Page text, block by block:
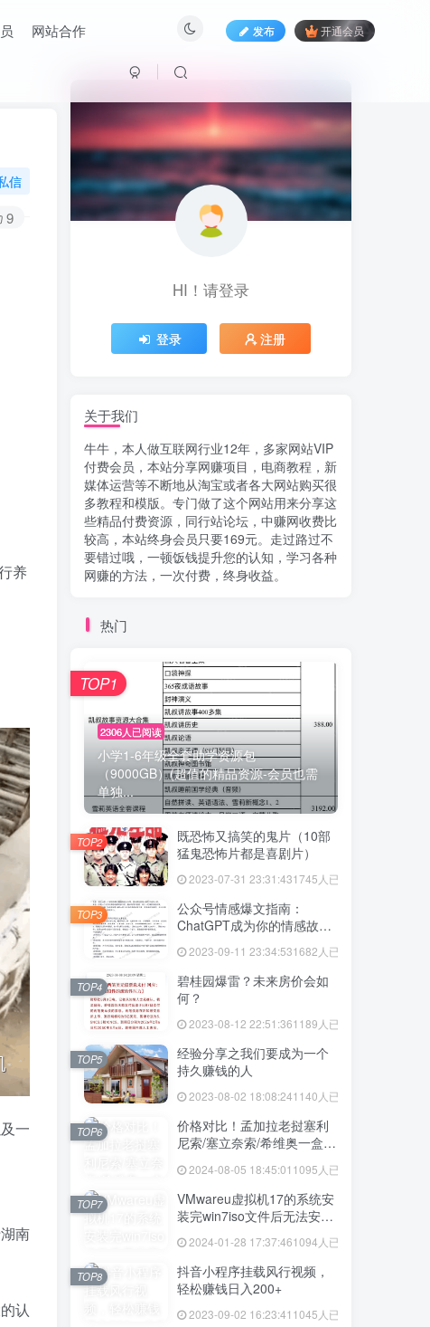
网站合作 发布 开通会员
信
9
养
一
南
认
HI！请登录
HI！请登录
登录 注册
关于我们
牛牛，本人做互联网行业12年，多家网站VIP
付费会员，本站分享网赚项目，电商教程，新
媒体运营等不断地从淘宝或者各大网站购买很
多教程和模版。专门做了这个网站用来分享这
些精品付费资源，同行站论坛，中赚网收费比
较高，本站终身会员只要169元。走过路过不
要错过哦，一顿饭钱提升您的认知，学习各种
网赚的方法，一次付费，终身收益。
热门
2306人已阅读
小学1-6年级全套助学资源包
（9000GB）(超值的精品资源-会员也需
单独...
TOP1
既恐怖又搞笑的鬼片（10部
猛鬼恐怖片都是喜剧片）
2023-07-31 23:31:431745人已阅读
TOP2
公众号情感爆文指南：
ChatGPT成为你的情感故事
好帮手！
2023-09-11 23:34:531682人已阅读
TOP3
碧桂园爆雷？未来房价会如
何？
2023-08-12 22:51:361189人已阅读
TOP4
经验分享之我们要成为一个
持久赚钱的人
2023-08-02 18:08:241140人已阅读
TOP5
价格对比！孟加拉老挝塞利
尼索/塞立奈索/希维奥一盒价
2024-08-05 18:45:01 1095人已阅读
TOP6
VMwareu虚拟机17的系统安
装完win7iso文件后无法安装
2024-01-28 17:37:461094人已阅读
TOP7
抖音小程序挂载风行视频，
轻松赚钱日入200+
2023-09-02 16:23:41 1045人已阅读
TOP8